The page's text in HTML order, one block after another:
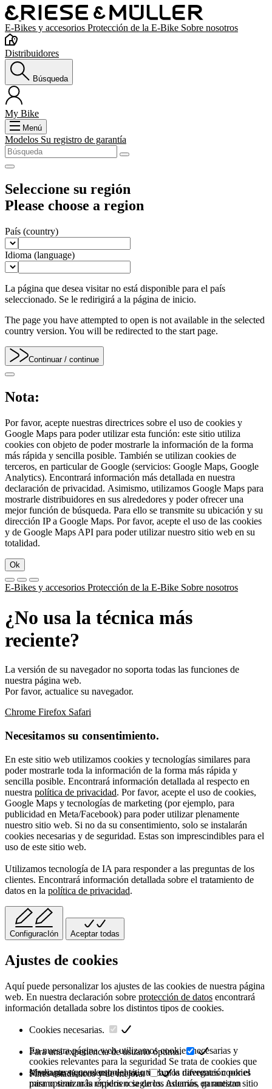
E-Bikes y accesorios Protección de la E-Bike Sobre nosotros
Distribuidores
Búsqueda
My Bike
Menú
Modelos Su registro de garantía
Seleccione su región
Please choose a region
País (country)
Idioma (language)
La página que desea visitar no está disponible para el país
seleccionado. Se le redirigirá a la página de inicio.
The page you have attempted to open is not available in the selected
country version. You will be redirected to the start page.
Continuar / continue
Nota:
Por favor, acepte nuestras directrices sobre el uso de cookies y
Google Maps para poder utilizar esta función: este sitio utiliza
cookies con objeto de poder mostrarle la información de la forma
más rápida y sencilla posible. También se utilizan cookies de
terceros, en particular de Google (servicios: Google Maps, Google
Analytics). Encontrará información más detallada en nuestra
declaración de privacidad. Asimismo, utilizamos Google Maps para
mostrarle distribuidores en sus alrededores y poder ofrecer una
mejor función de búsqueda. Para ello se transmite su ubicación y su
dirección IP a Google Maps. Por favor, acepte el uso de las cookies
y de Google Maps API para poder utilizar nuestro sitio web en su
totalidad.
Ok
E-Bikes y accesorios Protección de la E-Bike Sobre nosotros
¿No usa la técnica más
reciente?
La versión de su navegador no soporta todas las funciones de
nuestra página web.
Por favor, actualice su navegador.
Chrome Firefox Safari
Necesitamos su consentimiento.
En este sitio web utilizamos cookies y tecnologías similares para
poder mostrarle toda la información de la forma más rápida y
sencilla posible. Encontrará información detallada al respecto en
nuestra política de privacidad. Por favor, acepte el uso de cookies,
Google Maps y tecnologías de marketing (por ejemplo, para
publicidad en Meta/Facebook) para poder utilizar plenamente
nuestro sitio web. Si no da su consentimiento, solo se instalarán
cookies necesarias y de seguridad. Estas son imprescindibles para el
uso de este sitio web.
Utilizamos tecnología de IA para responder a las preguntas de los
clientes. Encontrará información detallada sobre el tratamiento de
datos en la política de privacidad.
ConfiguracIón Aceptar todas
Ajustes de cookies
Aquí puede personalizar los ajustes de las cookies de nuestra página
web. En nuestra declaración sobre protección de datos encontrará
información detallada sobre los distintos tipos de cookies.
Cookies necesarias.
En nuestra página web utilizamos cookies necesarias y
cookies relevantes para la seguridad Se trata de cookies que
sirven para que el uso del sitio web y la navegación por el
mismo sean más rápidos o seguros. Además, garantizan
Para una experiencia de usuario óptima.
Mediante su consentimiento, utilizamos diferentes cookies
para optimizar la experiencia de los usuarios en nuestro sitio
Fines estadísticos y de mejora.